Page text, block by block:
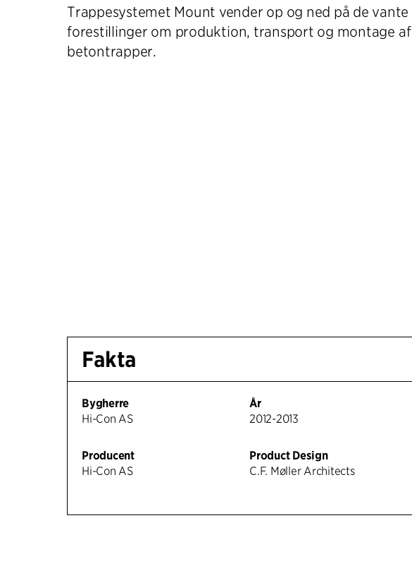
Trappesystemet Mount vender op og ned på de vante
forestillinger om produktion, transport og montage af
betontrapper.
Fakta
Bygherre
Hi-Con AS
Producent
Hi-Con AS
År
2012-2013
Product Design
C.F. Møller Architects